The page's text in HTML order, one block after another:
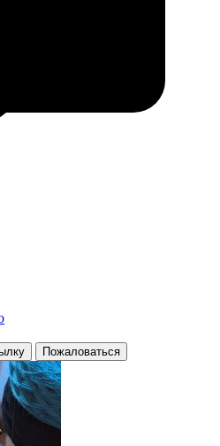
Пожаловаться